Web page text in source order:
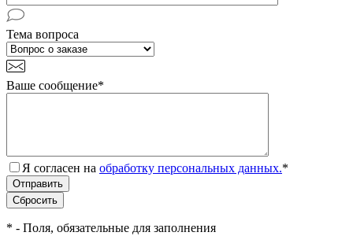
Тема вопроса
Ваше сообщение*
Я согласен на обработку персональных данных.*
* - Поля, обязательные для заполнения